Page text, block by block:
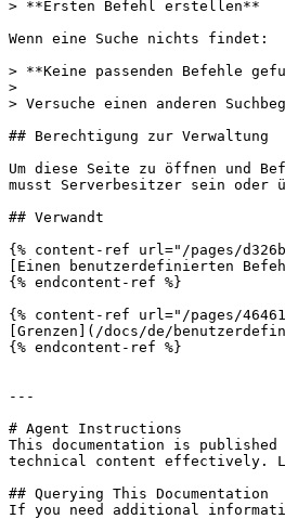
> **Ersten Befehl erstellen**
Wenn eine Suche nichts findet:
> **Keine passenden Befehle
>
> Versuche einen anderen
## Berechtigung zur Verwaltung
Um diese Seite zu öffnen und
musst Serverbesitzer sein oder
## Verwandt
{% content-ref url="/pages/
[Einen benutzerdefinierten
{% endcontent-ref %}
{% content-ref url="/pages/
[Grenzen](/docs/de/
{% endcontent-ref %}
---
# Agent Instructions
This documentation is
technical content effectively.
## Querying This Documentation
If you need additional